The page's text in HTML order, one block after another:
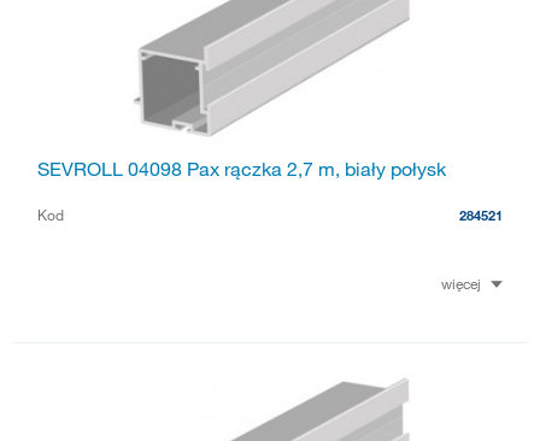
SEVROLL 04098 Pax rączka 2,7 m, biały połysk
Kod 284521
więcej